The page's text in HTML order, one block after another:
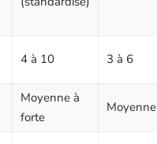
4 à 10 3 à 6
Moyenne à
forte
Moyenne